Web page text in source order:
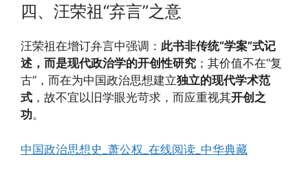
四、汪荣祖“弃言”之意
汪荣祖在增订弁言中强调： 此书非传统“学案”式记
述，而是现代政治学的开创性研究 ；其价值不在“复
古”，而在为中国政治思想建立独立的现代学术范
式 ，故不宜以旧学眼光苛求，而应重视其开创之
功。
中国政治思想史_萧公权_在线阅读_中华典藏